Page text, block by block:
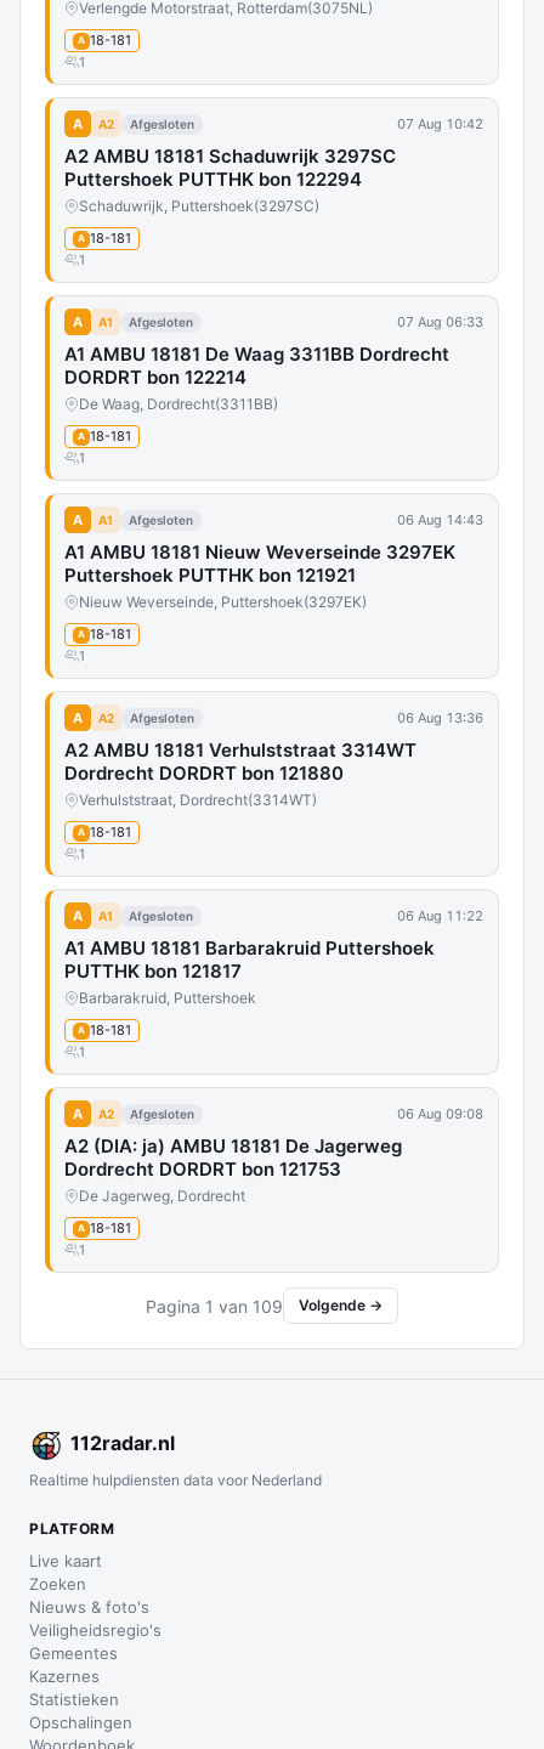
Verlengde Motorstraat, Rotterdam(3075NL)
A 18-181
1
A A2 Afgesloten 07 Aug 10:42
A2 AMBU 18181 Schaduwrijk 3297SC
Puttershoek PUTTHK bon 122294
Schaduwrijk, Puttershoek(3297SC)
A 18-181
1
A A1 Afgesloten 07 Aug 06:33
A1 AMBU 18181 De Waag 3311BB Dordrecht
DORDRT bon 122214
De Waag, Dordrecht(3311BB)
A 18-181
1
A A1 Afgesloten 06 Aug 14:43
A1 AMBU 18181 Nieuw Weverseinde 3297EK
Puttershoek PUTTHK bon 121921
Nieuw Weverseinde, Puttershoek(3297EK)
A 18-181
1
A A2 Afgesloten 06 Aug 13:36
A2 AMBU 18181 Verhulststraat 3314WT
Dordrecht DORDRT bon 121880
Verhulststraat, Dordrecht(3314WT)
A 18-181
1
A A1 Afgesloten 06 Aug 11:22
A1 AMBU 18181 Barbarakruid Puttershoek
PUTTHK bon 121817
Barbarakruid, Puttershoek
A 18-181
1
A A2 Afgesloten 06 Aug 09:08
A2 (DIA: ja) AMBU 18181 De Jagerweg
Dordrecht DORDRT bon 121753
De Jagerweg, Dordrecht
A 18-181
1
Pagina 1 van 109 Volgende →
112radar.nl
Realtime hulpdiensten data voor Nederland
PLATFORM
Live kaart
Zoeken
Nieuws & foto's
Veiligheidsregio's
Gemeentes
Kazernes
Statistieken
Opschalingen